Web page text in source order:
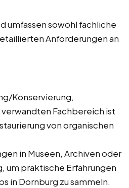
umfassen sowohl fachliche
Anforderungen an
Konservierung,
Fachbereich ist
von organischen
in Museen, Archiven oder
um praktische Erfahrungen
in Dornburg zu sammeln.